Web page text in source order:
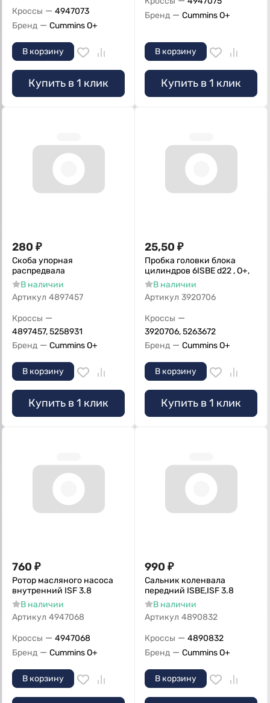
Кроссы — 4947073
Бренд — Cummins O+
В корзину
Купить в 1 клик
Бренд — Cummins O+
В корзину
Купить в 1 клик
280 ₽
Скоба упорная
распредвала
В наличии
Артикул 4897457
Кроссы —
4897457, 5258931
Бренд — Cummins O+
В корзину
Купить в 1 клик
25,50 ₽
Пробка головки блока
цилиндров 6ISBE d22 , O+,
В наличии
Артикул 3920706
Кроссы —
3920706, 5263672
Бренд — Cummins O+
В корзину
Купить в 1 клик
760 ₽
Ротор масляного насоса
внутренний ISF 3.8
В наличии
Артикул 4947068
Кроссы — 4947068
Бренд — Cummins O+
В корзину
990 ₽
Сальник коленвала
передний ISBE,ISF 3.8
В наличии
Артикул 4890832
Кроссы — 4890832
Бренд — Cummins O+
В корзину